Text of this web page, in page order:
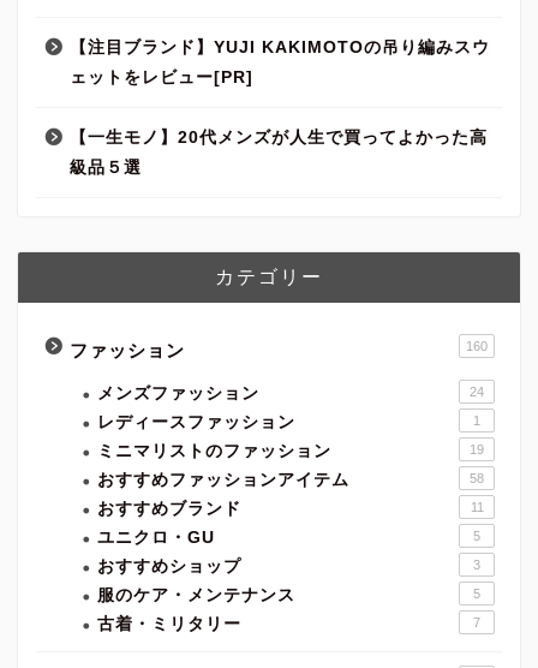
【注目ブランド】YUJI KAKIMOTOの吊り編みスウ
ェットをレビュー[PR]
【一生モノ】20代メンズが人生で買ってよかった高
級品５選
カテゴリー
ファッション 160
メンズファッション 24
レディースファッション 1
ミニマリストのファッション 19
おすすめファッションアイテム 58
おすすめブランド 11
ユニクロ・GU 5
おすすめショップ 3
服のケア・メンテナンス 5
古着・ミリタリー 7